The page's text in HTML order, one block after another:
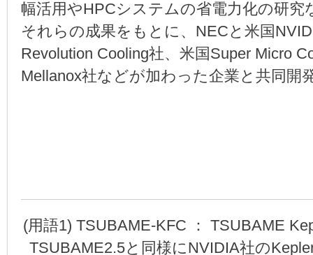
幅活用やHPCシステムの省電力化の研
それらの成果をもとに、NECと米国
Revolution Cooling社、米国Super Micro
Mellanox社などが加わった企業と共同開
(用語1) TSUBAME-KFC ： TSUBAME
TSUBAME2.5と同様にNVIDIA社の